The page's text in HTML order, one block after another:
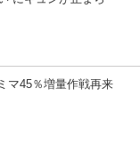
マ45％増量作戦再来